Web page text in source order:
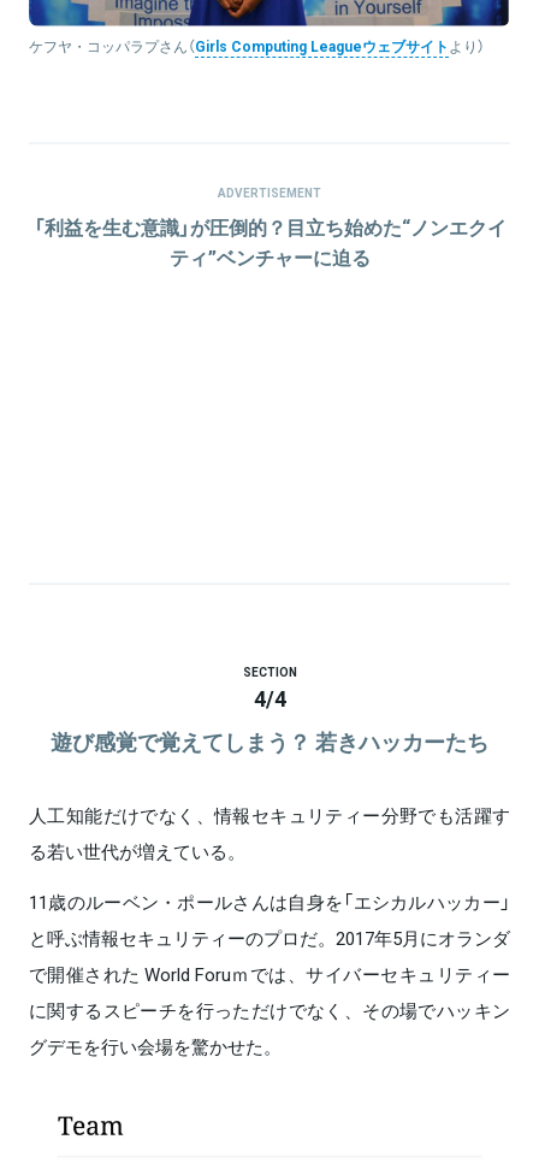
ケフヤ・コッパラプさん（Girls Computing Leagueウェブサイトより）
ADVERTISEMENT
「利益を生む意識」が圧倒的？目立ち始めた“ノンエクイ
ティ”ベンチャーに迫る
SECTION
4/4
遊び感覚で覚えてしまう？ 若きハッカーたち
人工知能だけでなく、情報セキュリティー分野でも活躍す
る若い世代が増えている。
11歳のルーベン・ポールさんは自身を「エシカルハッカー」
と呼ぶ情報セキュリティーのプロだ。2017年5月にオランダ
で開催された World Foruｍでは、サイバーセキュリティー
に関するスピーチを行っただけでなく、その場でハッキン
グデモを行い会場を驚かせた。